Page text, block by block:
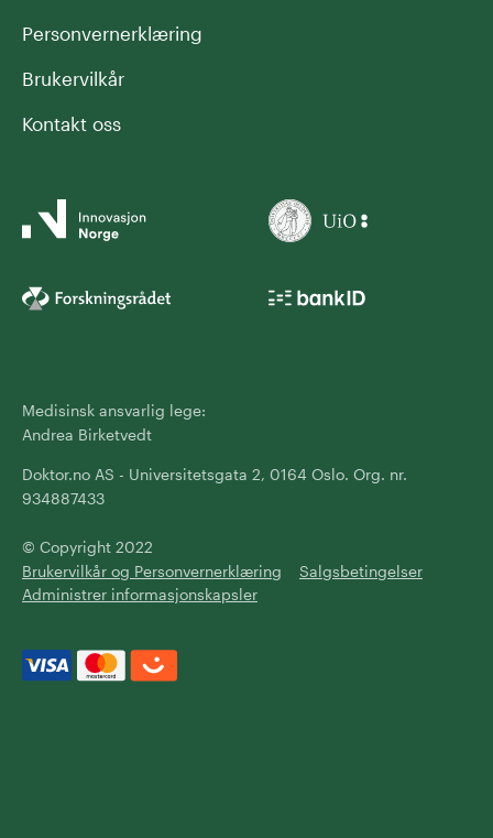
Personvernerklæring
Brukervilkår
Kontakt oss
Medisinsk ansvarlig lege:
Andrea Birketvedt
Doktor.no AS - Universitetsgata 2, 0164 Oslo. Org. nr.
934887433
© Copyright 2022
Brukervilkår og Personvernerklæring
Salgsbetingelser
Administrer informasjonskapsler